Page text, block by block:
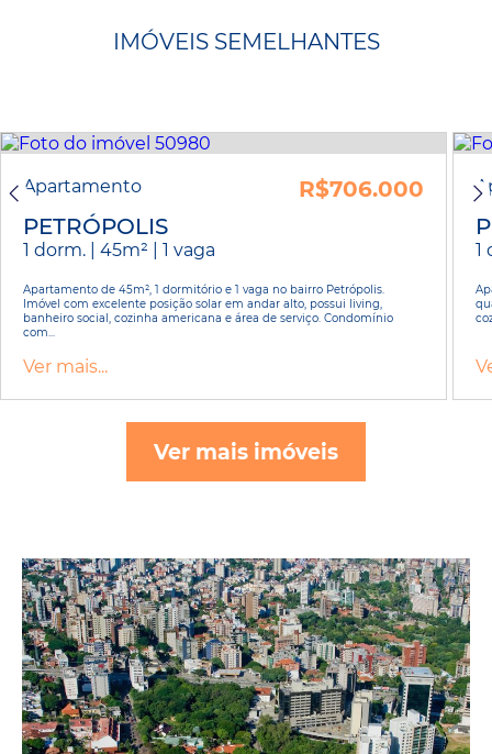
IMÓVEIS SEMELHANTES
Apartamento
R$706.000
PETRÓPOLIS
1 dorm. | 45m² | 1 vaga
Apartamento de 45m², 1 dormitório e 1 vaga no bairro Petrópolis.
Imóvel com excelente posição solar em andar alto, possui living,
banheiro social, cozinha americana e área de serviço. Condomínio
com...
Ver mais...
1
Ver mais imóveis